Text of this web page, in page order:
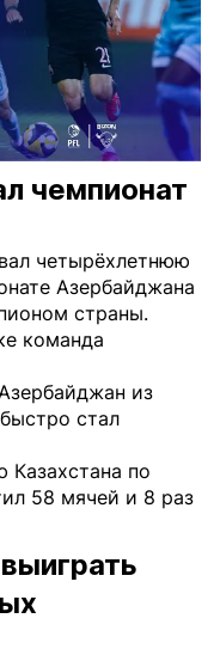
видео YouTube
чемпионат
четырёхлетнюю
Азербайджана
страны.
команда
из
стал
Казахстана по
58 мячей и 8 раз